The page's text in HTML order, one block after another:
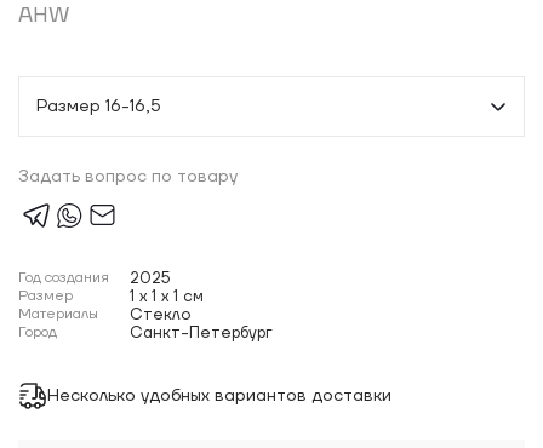
AHW
Размер 16-16,5
Задать вопрос по товару
Год создания 2025
Размер 1 x 1 x 1 см
Материалы Стекло
Город Санкт-Петербург
Несколько удобных вариантов доставки